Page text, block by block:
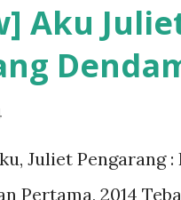
Aku
Juliet Pengarang
Pertama, 2014